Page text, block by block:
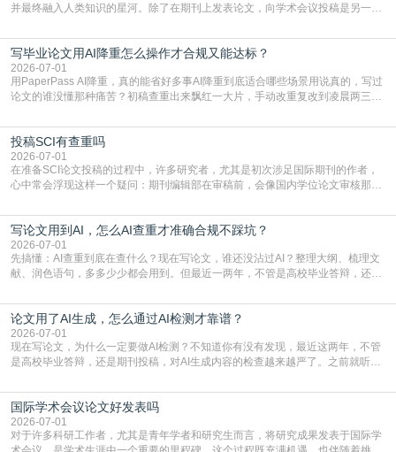
并最终融入人类知识的星河。除了在期刊上发表论文，向学术会议投稿是另一个
广阔学术天地的大门，连接着个体研究与社会网络。本篇AEIC学术交流中心小编
就为大家介绍“学术会议投稿意义”。一、加速研究成果的传播与反馈学术会议通
常具有周期短、时效性强的特点。相比期刊漫长的
写毕业论文用AI降重怎么操作才合规又能达标？
2026-07-01
用PaperPass AI降重，真的能省好多事AI降重到底适合哪些场景用说真的，写过
论文的谁没懂那种痛苦？初稿查重出来飘红一大片，手动改重复改到凌晨两三
到秃头。这时候靠谱的AI降重真的就是救命稻草，选对工具，半天就能搞定你两
三天都做不完的事。不是所有人都需要用AI降重，但如果你符合下面这些场景，
真的可以试试：初稿写完重复率远超要
投稿SCI有查重吗
2026-07-01
在准备SCI论文投稿的过程中，许多研究者，尤其是初次涉足国际期刊的作者，
心中常会浮现这样一个疑问：期刊编辑部在审稿前，会像国内学位论文审核那
论文的初审通过率。实际上，SCI期刊对重复内容的审查是严谨投稿流程中不可
或缺的一环。本篇AEIC学术交流中心小编就为大家介绍“投稿SCI有查重吗”。
一、查重是标准流程答案是明确的：绝大多数S
写论文用到AI，怎么AI查重才准确合规不踩坑？
2026-07-01
先搞懂：AI查重到底在查什么？现在写论文，谁还没沾过AI？整理大纲、梳理文
献、润色语句，多多少少都会用到。但最近一两年，不管是高校毕业答辩，还是
须加做AI查重。很多人分不清，AI查重和普通查重到底有啥区别？这里说透：普
通查重查的是你的文字和已公开文献的重复比例，防的是抄袭；AI查重查的是你
的内容里，有多少是AI生成的，防的是过
论文用了AI生成，怎么通过AI检测才靠谱？
2026-07-01
现在写论文，为什么一定要做AI检测？不知道你有没有发现，最近这两年，不管
是高校毕业答辩，还是期刊投稿，对AI生成内容的检查越来越严了。之前就听身
要求修改，还差点被判定学术不规范，真的太冤了。现在国内多数高校和核心期
刊，都已经明确出台了相关规定：如果使用AI生成内容辅助写作，必须明确标
注，未标注的AI生成内容会被认定为不符合学
国际学术会议论文好发表吗
2026-07-01
对于许多科研工作者，尤其是青年学者和研究生而言，将研究成果发表于国际学